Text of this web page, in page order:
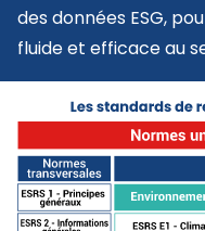
des données ESG,
fluide et efficace au